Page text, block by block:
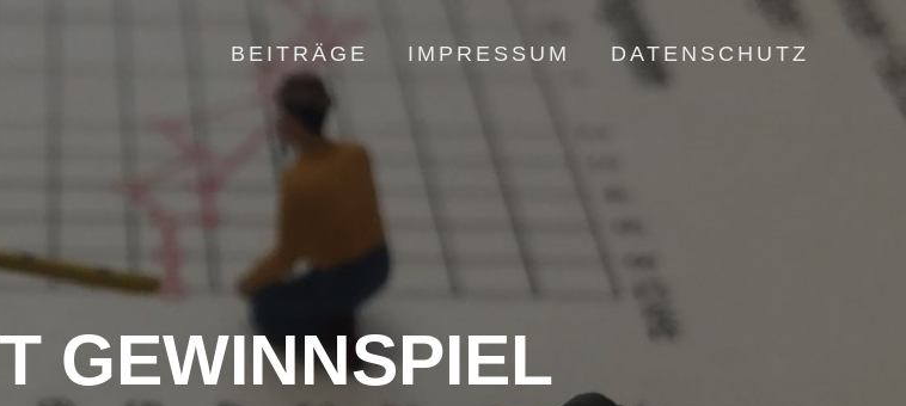
BEITRÄGE IMPRESSUM DATENSCHUTZ
GEWINNSPIEL